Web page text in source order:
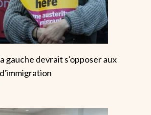
gauche devrait s'opposer aux